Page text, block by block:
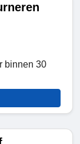
binnen 30